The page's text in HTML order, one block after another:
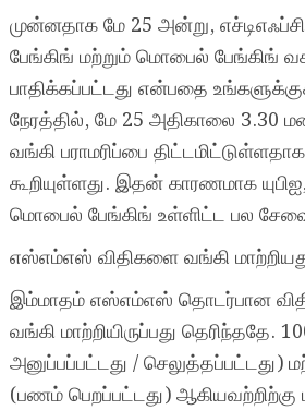
முன்னதாக மே 25 அன்று,
பேங்கிங் மற்றும் மொபைல் பேங்கிங்
பாதிக்கப்பட்டது என்பதை
நேரத்தில், மே 25 அதிகாலை 3.30
வங்கி பராமரிப்பை
கூறியுள்ளது. இதன் காரணமாக
மொபைல் பேங்கிங் உள்ளிட்ட பல
எஸ்எம்எஸ் விதிகளை வங்கி
இம்மாதம் எஸ்எம்எஸ் தொடர்பான
வங்கி மாற்றியிருப்பது தெரிந்ததே.
அனுப்பப்பட்டது / செலுத்தப்பட்டது)
(பணம் பெறப்பட்டது) ஆகியவற்றிற்கு